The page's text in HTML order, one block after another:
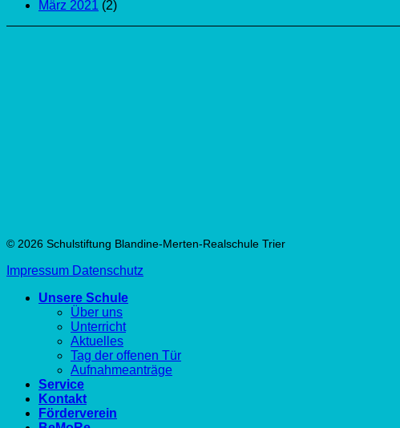
März 2021 (2)
© 2026 Schulstiftung Blandine-Merten-Realschule Trier
Impressum Datenschutz
Unsere Schule
Über uns
Unterricht
Aktuelles
Tag der offenen Tür
Aufnahmeanträge
Service
Kontakt
Förderverein